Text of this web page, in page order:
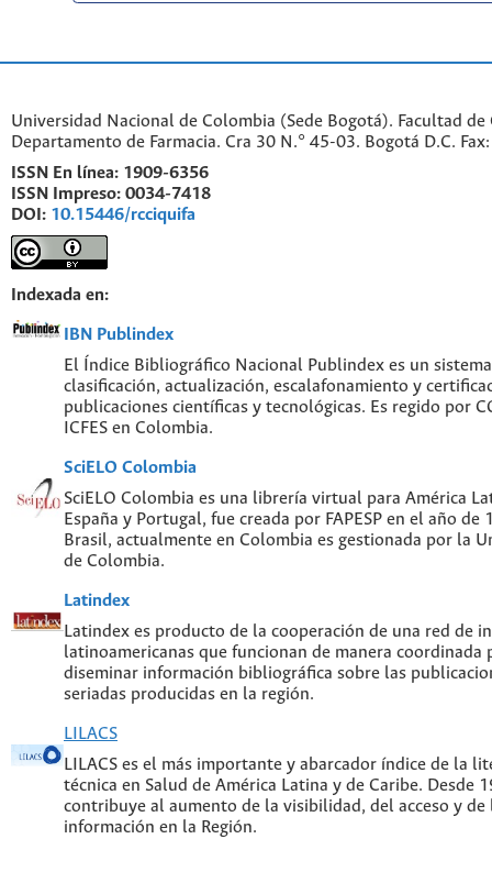
Universidad Nacional de Colombia (Sede Bogotá). Facultad de
Departamento de Farmacia. Cra 30 N.° 45-03. Bogotá D.C.
ISSN En línea: 1909-6356
ISSN Impreso: 0034-7418
DOI: 10.15446/rcciquifa
Indexada en:
IBN Publindex
El Índice Bibliográfico Nacional Publindex es un
clasificación, actualización, escalafonamiento y
publicaciones científicas y tecnológicas. Es regido por
ICFES en Colombia.
SciELO Colombia
SciELO Colombia es una librería virtual para América
España y Portugal, fue creada por FAPESP en el año de
Brasil, actualmente en Colombia es gestionada por la
de Colombia.
Latindex
Latindex es producto de la cooperación de una red de
latinoamericanas que funcionan de manera coordinada
diseminar información bibliográfica sobre las
seriadas producidas en la región.
LILACS
LILACS es el más importante y abarcador índice de la
técnica en Salud de América Latina y de Caribe. Desde
contribuye al aumento de la visibilidad, del acceso y de
información en la Región.